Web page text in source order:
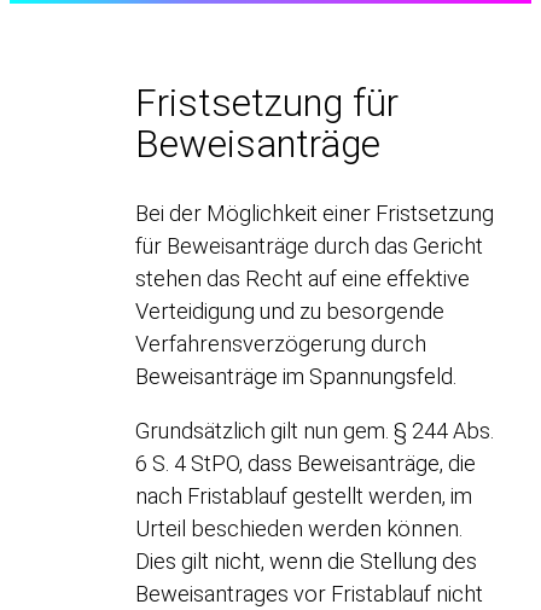
Fristsetzung für
Beweisanträge
Bei der Möglichkeit einer Fristsetzung
für Beweisanträge durch das Gericht
stehen das Recht auf eine effektive
Verteidigung und zu besorgende
Verfahrensverzögerung durch
Beweisanträge im Spannungsfeld.
Grundsätzlich gilt nun gem. § 244 Abs.
6 S. 4 StPO, dass Beweisanträge, die
nach Fristablauf gestellt werden, im
Urteil beschieden werden können.
Dies gilt nicht, wenn die Stellung des
Beweisantrages vor Fristablauf nicht